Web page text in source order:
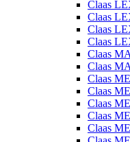
Claas
Claas
Claas
Claas
Claas
Claas
Claas
Claas
Claas
Claas
Claas